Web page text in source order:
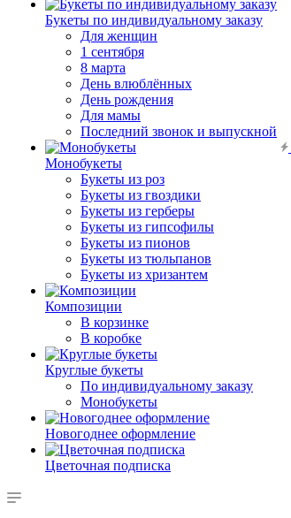
Букеты по индивидуальному заказу
Для женщин
1 сентября
8 марта
День влюблённых
День рождения
Для мамы
Последний звонок и выпускной
Монобукеты
Букеты из роз
Букеты из гвоздики
Букеты из герберы
Букеты из гипсофилы
Букеты из пионов
Букеты из тюльпанов
Букеты из хризантем
Композиции
В корзинке
В коробке
Круглые букеты
По индивидуальному заказу
Монобукеты
Новогоднее оформление
Цветочная подписка